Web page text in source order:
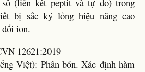
bị sắc ký lỏng hiệu năng cao
ion.
12621:2019
Việt): Phân bón. Xác định hàm